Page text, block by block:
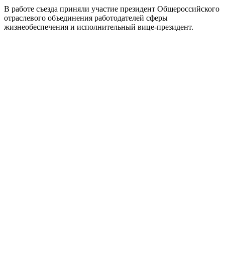
В работе съезда приняли участие президент Общероссийского
отраслевого объединения работодателей сферы
жизнеобеспечения и исполнительный вице-президент.